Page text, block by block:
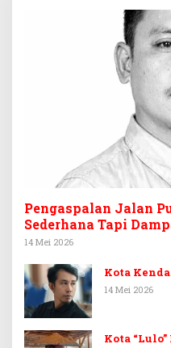
Pengaspalan Jalan
Sederhana Tapi
14 Mei 2026
Kota
14 Mei 2026
Kota